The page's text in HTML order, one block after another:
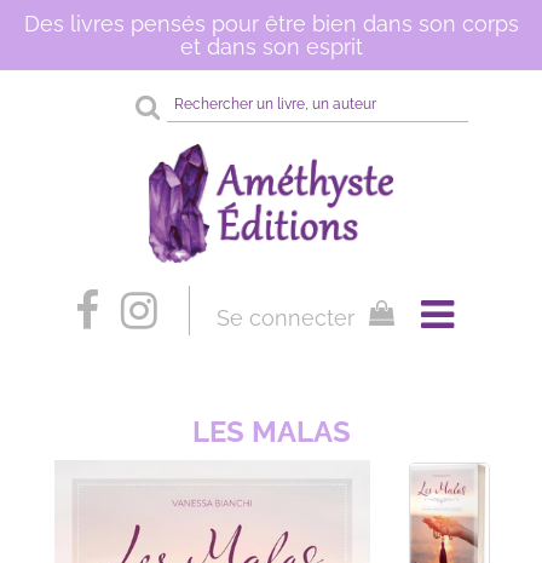
Des livres pensés pour être bien dans son corps
et dans son esprit
Rechercher
sur
site
Se connecter
LES MALAS